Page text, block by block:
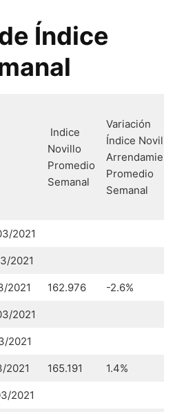
Índice
Indice
Novillo
Promedio
Semanal
Variación
Índice Novillo
Promedio
Semanal
2021
2021
2021 162.976 -2.6%
2021
2021
2021 165.191 1.4%
2021